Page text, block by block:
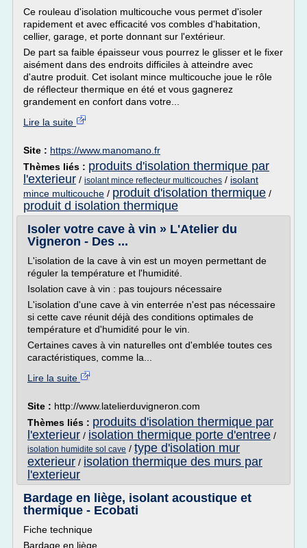
Ce rouleau d'isolation multicouche vous permet d'isoler
rapidement et avec efficacité vos combles d'habitation,
cellier, garage, et porte donnant sur l'extérieur.
De part sa faible épaisseur vous pourrez le glisser et le fixer
aisément dans des endroits difficiles à atteindre avec
d'autre produit. Cet isolant mince multicouche joue le rôle
de réflecteur thermique en été et vous gagnerez
grandement en confort dans votre...
Lire la suite
Site : https://www.manomano.fr
Thèmes liés : produits d'isolation thermique par
l'exterieur / isolant mince reflecteur multicouches / isolant
mince multicouche / produit d'isolation thermique /
produit d isolation thermique
Isoler votre cave à vin » L'Atelier du
Vigneron - Des ...
L'isolation de la cave à vin est un moyen permettant de
réguler la température et l'humidité.
Isolation cave à vin : pas toujours nécessaire
L'isolation d'une cave à vin enterrée n'est pas nécessaire
si cette cave réunit déjà des conditions optimales de
température et d'humidité pour le vin.
Certaines caves à vin naturelles ont d'emblée toutes ces
caractéristiques, comme la...
Lire la suite
Site : http://www.latelierduvigneron.com
Thèmes liés : produits d'isolation thermique par
l'exterieur / isolation thermique porte d'entree /
isolation humidite sol cave / type d'isolation mur
exterieur / isolation thermique des murs par
l'exterieur
Bardage en liège, isolant acoustique et
thermique - Ecobati
Fiche technique
Bardage en liège